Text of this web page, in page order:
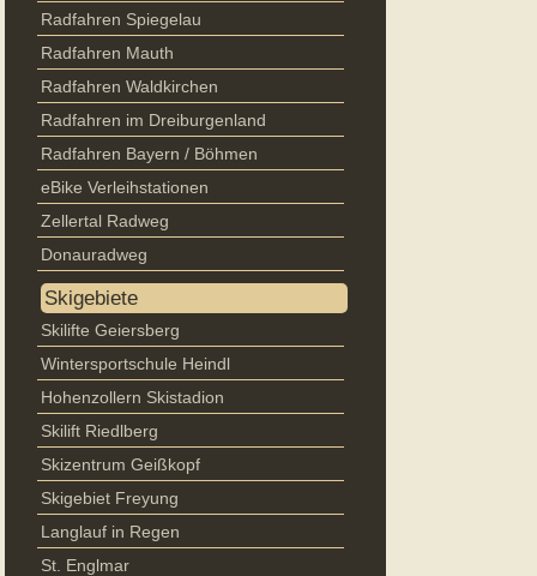
Radfahren Spiegelau
Radfahren Mauth
Radfahren Waldkirchen
Radfahren im Dreiburgenland
Radfahren Bayern / Böhmen
eBike Verleihstationen
Zellertal Radweg
Donauradweg
Skigebiete
Skilifte Geiersberg
Wintersportschule Heindl
Hohenzollern Skistadion
Skilift Riedlberg
Skizentrum Geißkopf
Skigebiet Freyung
Langlauf in Regen
St. Englmar